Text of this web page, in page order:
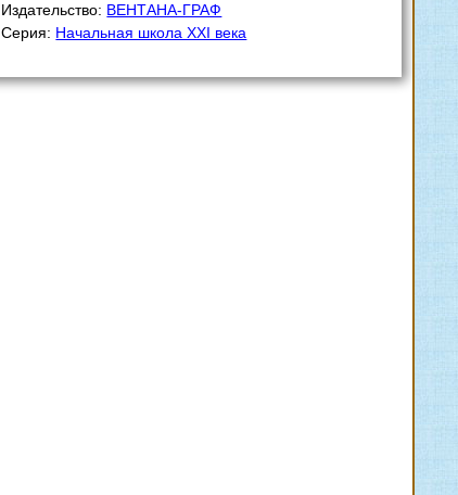
Издательство: ВЕНТАНА-ГРАФ
Серия: Начальная школа XXI века